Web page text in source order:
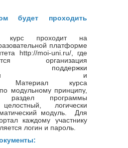
будет проходить
курс проходит на
платформе
http://moi-uni.ru/, где
организация
поддержки
и
Материал курса
модульному принципу,
программы
логически
модуль. Для
каждому участнику
логин и пароль.